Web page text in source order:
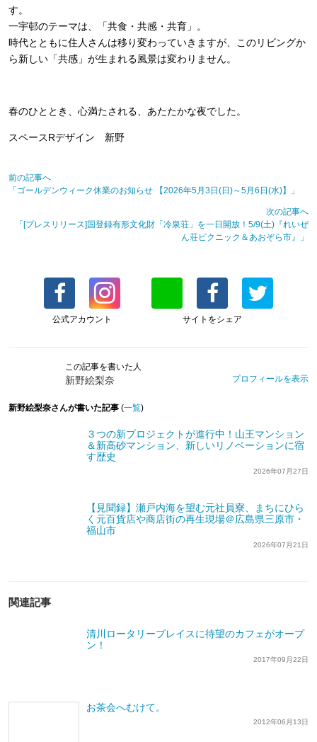
す。
一宇邨のテーマは、「共食・共感・共育」。
時代とともに住人さんは移り変わっていきますが、このリビングか
ら新しい「共感」が生まれる風景は変わりません。
春のひととき、心満たされる、あたたかな夜でした。
スペースRデザイン 新野
前の記事へ
「ゴールデンウィーク休業のお知らせ 【2026年5月3日(日)～5月6日(水)】」
次の記事へ
「[プレスリリース]国登録有形文化財「冷泉荘」を一日開放！5/9(土)『れいぜ
ん荘ピクニック＆あおぞら市』」
公式アカウント サイトをシェア
この記事を書いた人
新野絵梨奈 プロフィールを表示
新野絵梨奈さんが書いた記事 (一覧)
３つの新プロジェクトが進行中！山王マンション
＆新高砂マンション、新しいリノベーションに宿
す歴史
2026年07月27日
【見聞録】瀬戸内海を望む元社員寮、まちにひら
く元百貨店や商店街の再生現場＠広島県三原市・
福山市
2026年07月21日
関連記事
清川ロータリープレイスに待望のカフェがオープ
ン！
2017年09月22日
お茶会へむけて。
2012年06月13日